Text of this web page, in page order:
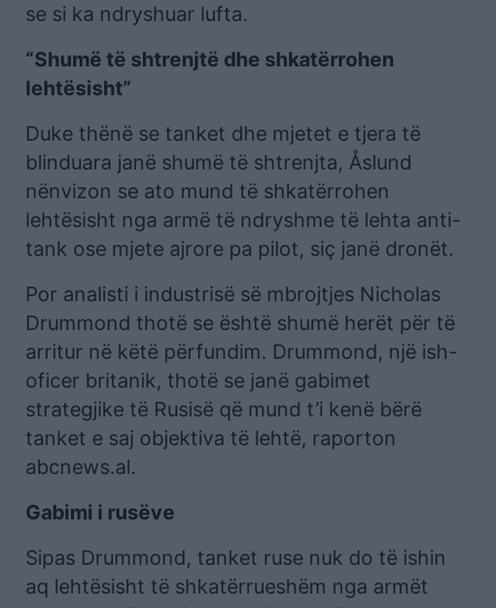
se si ka ndryshuar lufta.
“Shumë të shtrenjtë dhe shkatërrohen
lehtësisht”
Duke thënë se tanket dhe mjetet e tjera të
blinduara janë shumë të shtrenjta, Åslund
nënvizon se ato mund të shkatërrohen
lehtësisht nga armë të ndryshme të lehta anti-
tank ose mjete ajrore pa pilot, siç janë dronët.
Por analisti i industrisë së mbrojtjes Nicholas
Drummond thotë se është shumë herët për të
arritur në këtë përfundim. Drummond, një ish-
oficer britanik, thotë se janë gabimet
strategjike të Rusisë që mund t’i kenë bërë
tanket e saj objektiva të lehtë, raporton
abcnews.al.
Gabimi i rusëve
Sipas Drummond, tanket ruse nuk do të ishin
aq lehtësisht të shkatërrueshëm nga armët